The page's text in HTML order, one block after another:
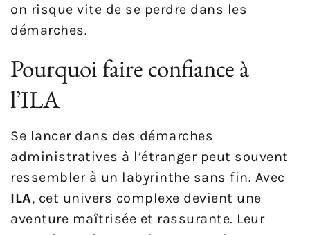
on risque vite de se perdre dans les
démarches.
Pourquoi faire confiance à
l’ILA
Se lancer dans des démarches
administratives à l’étranger peut souvent
ressembler à un labyrinthe sans fin. Avec
ILA, cet univers complexe devient une
aventure maîtrisée et rassurante. Leur